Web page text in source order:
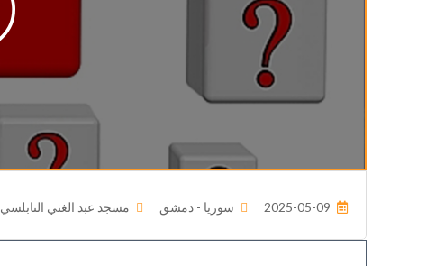
2025-05-09 سوريا - دمشق مسجد عبد الغني النابلسي